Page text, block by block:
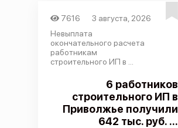
7616
3 августа, 2026
Невыплата
окончательного расчета
работникам
строительного ИП в ...
6 работников
строительного ИП в
Приволжье получили
642 тыс. руб. ...